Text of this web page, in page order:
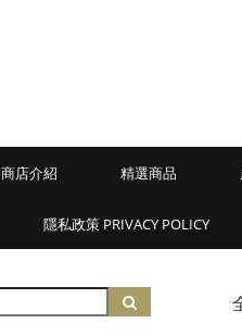
商店介紹 精選商品
隱私政策 PRIVACY POLICY